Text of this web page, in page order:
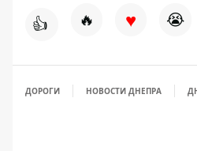
👍 🔥 ♥ 😭
ДОРОГИ НОВОСТИ ДНЕПРА